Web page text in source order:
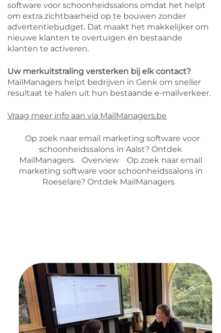
software voor schoonheidssalons omdat het helpt
om extra zichtbaarheid op te bouwen zonder
advertentiebudget. Dat maakt het makkelijker om
nieuwe klanten te overtuigen én bestaande
klanten te activeren.
Uw merkuitstraling versterken bij elk contact?
MailManagers helpt bedrijven in Genk om sneller
resultaat te halen uit hun bestaande e-mailverkeer.
Vraag meer info aan via MailManagers.be
Op zoek naar email marketing software voor
schoonheidssalons in Aalst? Ontdek
MailManagers
Overview
Op zoek naar email
marketing software voor schoonheidssalons in
Roeselare? Ontdek MailManagers